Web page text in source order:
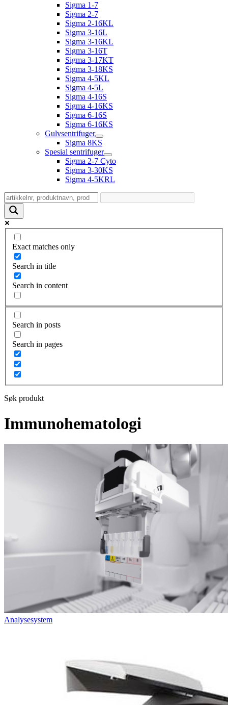
Sigma 1-7
Sigma 2-7
Sigma 2-16KL
Sigma 3-16L
Sigma 3-16KL
Sigma 3-16T
Sigma 3-17KT
Sigma 3-18KS
Sigma 4-5KL
Sigma 4-5L
Sigma 4-16S
Sigma 4-16KS
Sigma 6-16S
Sigma 6-16KS
Gulvsentrifuger
Sigma 8KS
Spesial sentrifuger
Sigma 2-7 Cyto
Sigma 3-30KS
Sigma 4-5KRL
Exact matches only
Search in title
Search in content
Search in posts
Search in pages
Søk produkt
Immunohematologi
Analysesystem